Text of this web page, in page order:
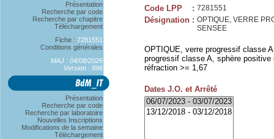
Présentation
Recherche par code
Recherche par chapitre
Téléchargement
Fiche : 7281551
Conditions générales
MAJ : 04/08/2026
Version : 896
Présentation
Recherche par code
Recherche par laboratoire
Nouvelles Inscriptions
Modifications de la semaine
Téléchargement
Code LPP : 7281551
Désignation : OPTIQUE, VERRE
SENSEE
OPTIQUE, verre progressif classe
progressif classe A, sphère
réfraction >= 1,67
Dates J.O. et Arrêté